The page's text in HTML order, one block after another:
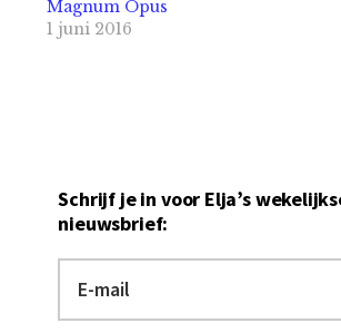
Magnum Opus
1 juni 2016
Schrijf je in voor Elja’s
nieuwsbrief: